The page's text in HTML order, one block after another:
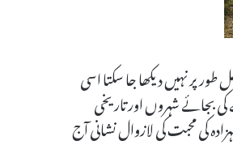
پر نہیں دیکھا جا سکتا اسی
بجائے شہروں اور تاریخی
کی محبت کی لازوال نشانی آج